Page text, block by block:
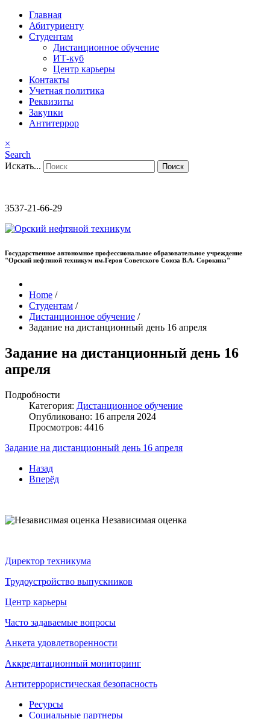
Главная
Абитуриенту
Студентам
Дистанционное обучение
ИТ-куб
Центр карьеры
Контакты
Учетная политика
Реквизиты
Закупки
Антитеррор
×
Search
Искать...
Поиск
3537-21-66-29
Государственное автономное профессиональное образовательное учреждение
"Орский нефтяной техникум им.Героя Советского Союза В.А. Сорокина"
Home /
Студентам /
Дистанционное обучение /
Задание на дистанционный день 16 апреля
Задание на дистанционный день 16
апреля
Подробности
Категория: Дистанционное обучение
Опубликовано: 16 апреля 2024
Просмотров: 4416
Задание на дистанционный день 16 апреля
Назад
Вперёд
Независимая оценка
Директор техникума
Трудоустройство выпускников
Центр карьеры
Часто задаваемые вопросы
Анкета удовлетворенности
Аккредитационный мониторинг
Антитеррористическая безопасность
Ресурсы
Социальные партнеры